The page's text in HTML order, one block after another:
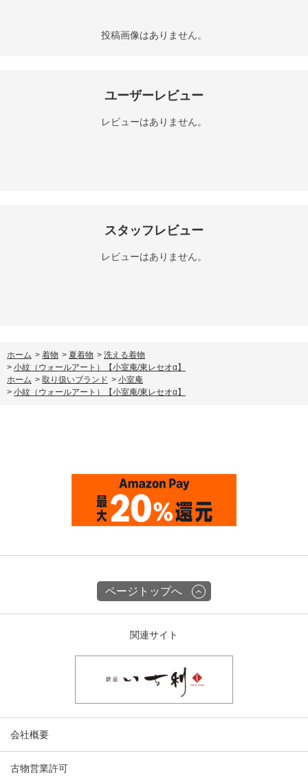
投稿画像はありません。
ユーザーレビュー
レビューはありません。
スタッフレビュー
レビューはありません。
ホーム > 着物 > 夏着物 > 洗える着物
> 小紋（ウォールアート）【小室庵/東レセオα】
ホーム > 取り扱いブランド > 小室庵
> 小紋（ウォールアート）【小室庵/東レセオα】
ページトップへ
関連サイト
会社概要
古物営業許可